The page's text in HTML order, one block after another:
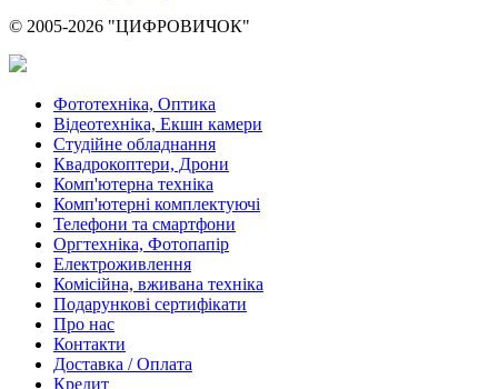
© 2005-2026 "ЦИФРОВИЧОК"
Фототехніка, Оптика
Відеотехніка, Екшн камери
Студійне обладнання
Квадрокоптери, Дрони
Комп'ютерна техніка
Комп'ютерні комплектуючі
Телефони та смартфони
Оргтехніка, Фотопапір
Електроживлення
Комісійна, вживана техніка
Подарункові сертифікати
Про нас
Контакти
Доставка / Оплата
Кредит